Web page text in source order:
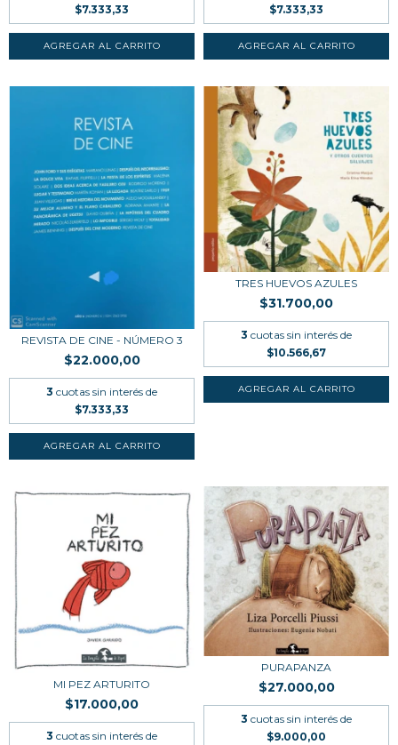
$7.333,33
$7.333,33
REVISTA DE CINE - NÚMERO 3
$22.000,00
3 cuotas sin interés de
$7.333,33
TRES HUEVOS AZULES
$31.700,00
3 cuotas sin interés de
$10.566,67
MI PEZ ARTURITO
$17.000,00
3 cuotas sin interés de
PURAPANZA
$27.000,00
3 cuotas sin interés de
$9.000,00